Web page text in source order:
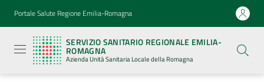
Vai al contenuto
Vai alla navigazione
Vai al footer
Portale Salute Regione Emilia-Romagna
SERVIZIO SANITARIO REGIONALE EMILIA-
ROMAGNA
Azienda Unità Sanitaria Locale della Romagna
Sanitario
Regionale
Emilia-
Romagna
Azienda